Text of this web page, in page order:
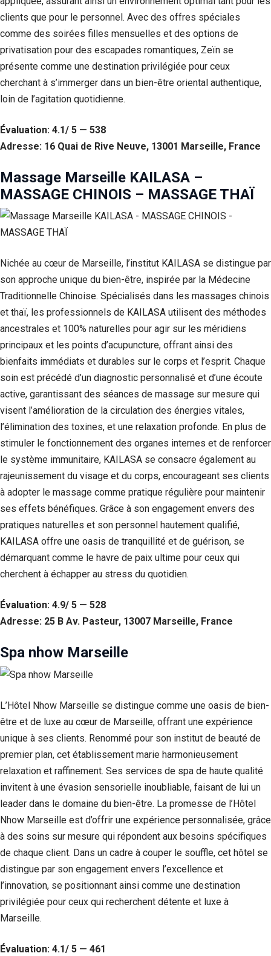
clients que pour le personnel. Avec des offres spéciales
comme des soirées filles mensuelles et des options de
privatisation pour des escapades romantiques, Zeïn se
présente comme une destination privilégiée pour ceux
cherchant à s’immerger dans un bien-être oriental authentique,
loin de l’agitation quotidienne.
Évaluation: 4.1/ 5 — 538
Adresse: 16 Quai de Rive Neuve, 13001 Marseille, France
Massage Marseille KAILASA –
MASSAGE CHINOIS – MASSAGE THAÏ
Nichée au cœur de Marseille, l’institut KAILASA se distingue par
son approche unique du bien-être, inspirée par la Médecine
Traditionnelle Chinoise. Spécialisés dans les massages chinois
et thaï, les professionnels de KAILASA utilisent des méthodes
ancestrales et 100% naturelles pour agir sur les méridiens
principaux et les points d’acupuncture, offrant ainsi des
bienfaits immédiats et durables sur le corps et l’esprit. Chaque
soin est précédé d’un diagnostic personnalisé et d’une écoute
active, garantissant des séances de massage sur mesure qui
visent l’amélioration de la circulation des énergies vitales,
l’élimination des toxines, et une relaxation profonde. En plus de
stimuler le fonctionnement des organes internes et de renforcer
le système immunitaire, KAILASA se consacre également au
rajeunissement du visage et du corps, encourageant ses clients
à adopter le massage comme pratique régulière pour maintenir
ses effets bénéfiques. Grâce à son engagement envers des
pratiques naturelles et son personnel hautement qualifié,
KAILASA offre une oasis de tranquillité et de guérison, se
démarquant comme le havre de paix ultime pour ceux qui
cherchent à échapper au stress du quotidien.
Évaluation: 4.9/ 5 — 528
Adresse: 25 B Av. Pasteur, 13007 Marseille, France
Spa nhow Marseille
L’Hôtel Nhow Marseille se distingue comme une oasis de bien-
être et de luxe au cœur de Marseille, offrant une expérience
unique à ses clients. Renommé pour son institut de beauté de
premier plan, cet établissement marie harmonieusement
relaxation et raffinement. Ses services de spa de haute qualité
invitent à une évasion sensorielle inoubliable, faisant de lui un
leader dans le domaine du bien-être. La promesse de l’Hôtel
Nhow Marseille est d’offrir une expérience personnalisée, grâce
à des soins sur mesure qui répondent aux besoins spécifiques
de chaque client. Dans un cadre à couper le souffle, cet hôtel se
distingue par son engagement envers l’excellence et
l’innovation, se positionnant ainsi comme une destination
privilégiée pour ceux qui recherchent détente et luxe à
Marseille.
Évaluation: 4.1/ 5 — 461
Statistiques
Afin que
puissions
améliorer la
fonctionnalité
et la structure
du site Web,
de la façon
dont le site
Web est
Experience
Afin que notre
site Web
fonctionne
possible lors
de votre visite.
Si vous
refusez ces
certaines
fonctionnalités
du site Web.
Marketing
En partageant
votre intérêt et
votre
comportement
lorsque vous
visitez notre
site, vous
augmentez les
chances de
voir du
offres
personnalisés.